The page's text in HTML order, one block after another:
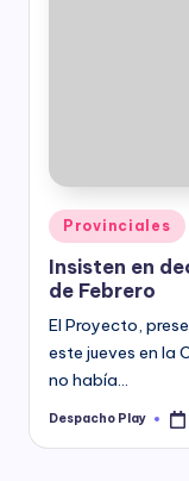
Posted
in
Provinciales
Insisten en
de Febrero
El Proyecto,
este jueves en la
no había…
Posted
Despacho Play